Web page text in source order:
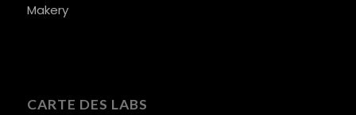
Makery
CARTE DES LABS